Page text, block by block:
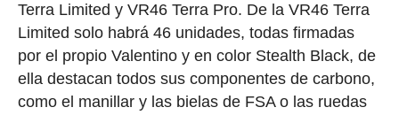
Terra Limited y VR46 Terra Pro. De la VR46 Terra
Limited solo habrá 46 unidades, todas firmadas
por el propio Valentino y en color Stealth Black, de
ella destacan todos sus componentes de carbono,
como el manillar y las bielas de FSA o las ruedas